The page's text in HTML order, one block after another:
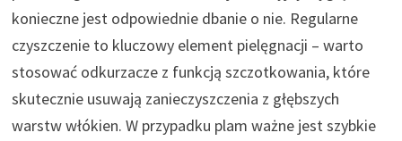
konieczne jest odpowiednie dbanie o nie. Regularne
czyszczenie to kluczowy element pielęgnacji – warto
stosować odkurzacze z funkcją szczotkowania, które
skutecznie usuwają zanieczyszczenia z głębszych
warstw włókien. W przypadku plam ważne jest szybkie